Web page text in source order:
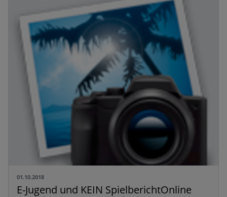
01.10.2018
E-Jugend und KEIN SpielberichtOnline